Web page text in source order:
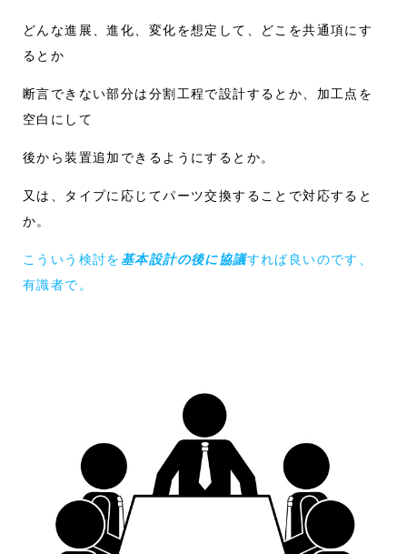
どんな進展、進化、変化を想定して、どこを共通項にす
るとか
断言できない部分は分割工程で設計するとか、加工点を
空白にして
後から装置追加できるようにするとか。
又は、タイプに応じてパーツ交換することで対応すると
か。
こういう検討を基本設計の後に協議すれば良いのです、
有識者で。